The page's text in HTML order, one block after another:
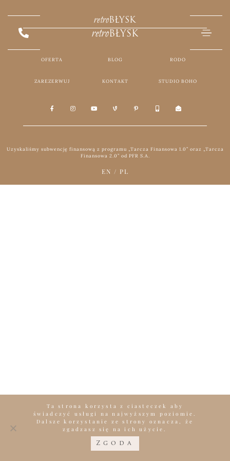
retroBŁYSK
retroBŁYSK
OFERTA BLOG RODO
ZAREZERWUJ KONTAKT STUDIO BOHO
Uzyskaliśmy subwencję finansową z programu „Tarcza Finansowa 1.0” oraz „Tarcza
Finansowa 2.0” od PFR S.A.
EN / PL
Ta strona korzysta z ciasteczek aby
świadczyć usługi na najwyższym poziomie.
Dalsze korzystanie ze strony oznacza, że
zgadzasz się na ich użycie.
Zgoda